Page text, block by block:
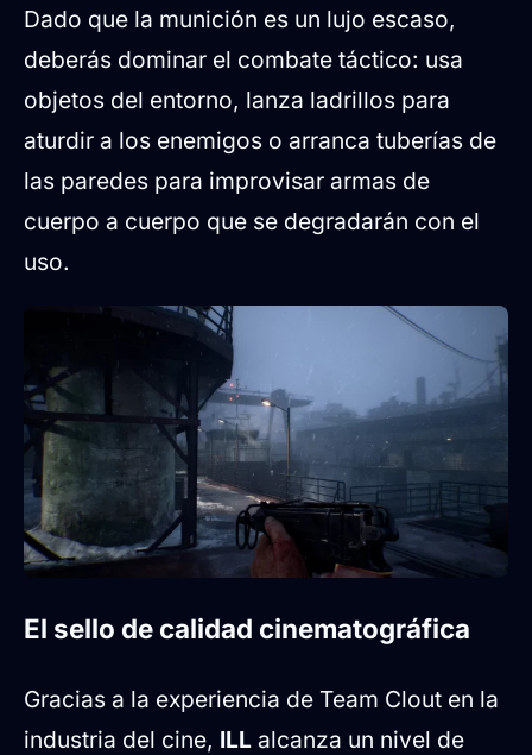
Dado que la munición es un lujo escaso,
deberás dominar el combate táctico: usa
objetos del entorno, lanza ladrillos para
aturdir a los enemigos o arranca tuberías de
las paredes para improvisar armas de
cuerpo a cuerpo que se degradarán con el
uso.
El sello de calidad cinematográfica
Gracias a la experiencia de Team Clout en la
industria del cine, ILL alcanza un nivel de